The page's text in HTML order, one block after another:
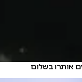
אותרו בשלום